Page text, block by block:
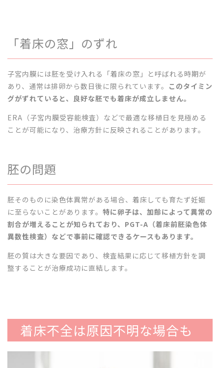
「着床の窓」のずれ
子宮内膜には胚を受け入れる「着床の窓」と呼ばれる時期が
あり、通常は排卵から数日後に限られています。 このタイミン
グがずれていると、良好な胚でも着床が成立しません。
ERA（子宮内膜受容能検査）などで最適な移植日を見極める
ことが可能になり、治療方針に反映されることがあります。
胚の問題
胚そのものに染色体異常がある場合、着床しても育たず妊娠
に至らないことがあります。 特に卵子は、加齢によって異常の
割合が増えることが知られており、PGT-A（着床前胚染色体
異数性検査）などで事前に確認できるケースもあります。
胚の質は大きな要因であり、検査結果に応じて移植方針を調
整することが治療成功に直結します。
着床不全は原因不明な場合も